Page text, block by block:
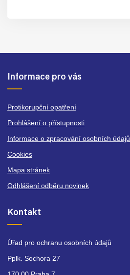
Informace pro vás
Protikorupční opatření
Prohlášení o přístupnosti
Informace o zpracování osobních údajů
Cookies
Mapa stránek
Odhlášení odběru novinek
Kontakt
Úřad pro ochranu osobních údajů
Pplk. Sochora 27